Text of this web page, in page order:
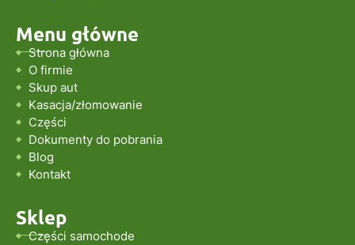
Menu główne
Strona główna
O firmie
Skup aut
Kasacja/złomowanie
Części
Dokumenty do pobrania
Blog
Kontakt
Sklep
Części samochode